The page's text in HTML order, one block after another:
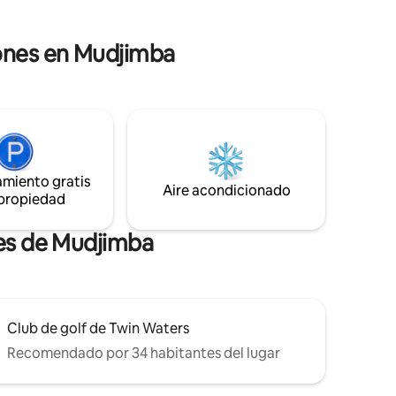
playas, el zoológico de Australia y lugares
impresionantes para bodas en el interior.
en Mudjimba
gratis
Aire acondicionado
de Mudjimba
Club de golf de Twin Waters
Recomendado por 34 habitantes del lugar